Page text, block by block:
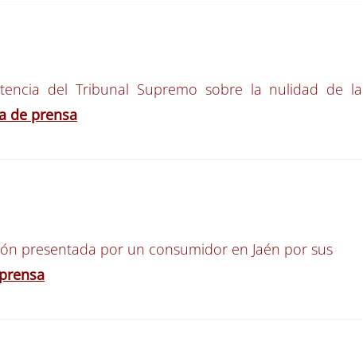
del Tribunal Supremo sobre la nulidad de la
de prensa
presentada por un consumidor en Jaén por sus